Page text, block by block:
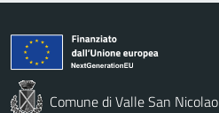
Comune di Valle San Nicolao